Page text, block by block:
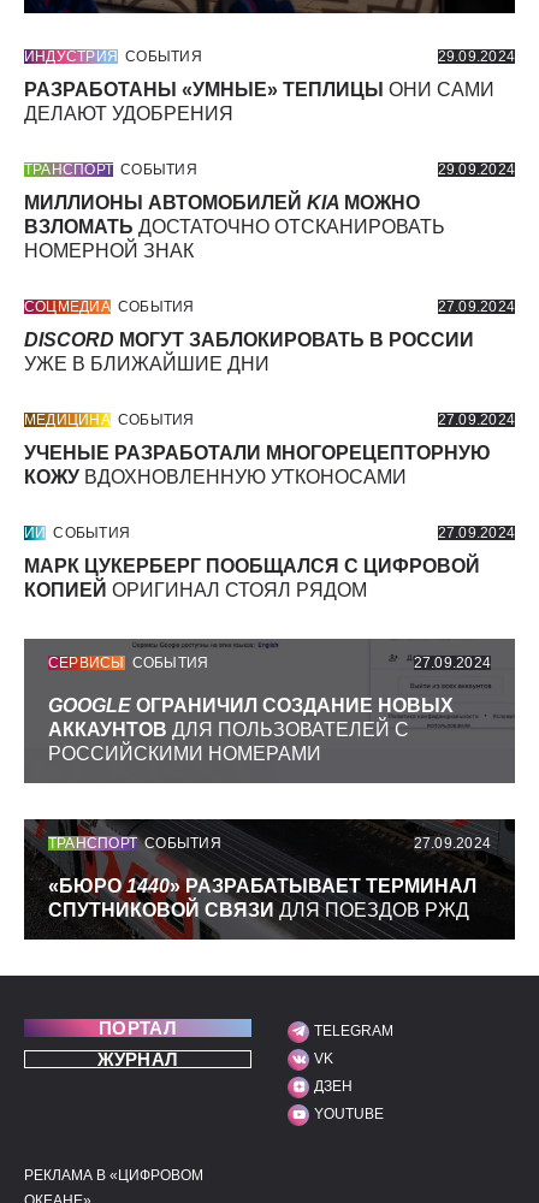
ИНДУСТРИЯ СОБЫТИЯ 29.09.2024
РАЗРАБОТАНЫ «УМНЫЕ» ТЕПЛИЦЫ ОНИ САМИ
ДЕЛАЮТ УДОБРЕНИЯ
ТРАНСПОРТ СОБЫТИЯ 29.09.2024
МИЛЛИОНЫ АВТОМОБИЛЕЙ KIA МОЖНО
ВЗЛОМАТЬ ДОСТАТОЧНО ОТСКАНИРОВАТЬ
НОМЕРНОЙ ЗНАК
СОЦМЕДИА СОБЫТИЯ 27.09.2024
DISCORD МОГУТ ЗАБЛОКИРОВАТЬ В РОССИИ
УЖЕ В БЛИЖАЙШИЕ ДНИ
МЕДИЦИНА СОБЫТИЯ 27.09.2024
УЧЕНЫЕ РАЗРАБОТАЛИ МНОГОРЕЦЕПТОРНУЮ
КОЖУ ВДОХНОВЛЕННУЮ УТКОНОСАМИ
ИИ СОБЫТИЯ 27.09.2024
МАРК ЦУКЕРБЕРГ ПООБЩАЛСЯ С ЦИФРОВОЙ
КОПИЕЙ ОРИГИНАЛ СТОЯЛ РЯДОМ
СЕРВИСЫ СОБЫТИЯ 27.09.2024
GOOGLE ОГРАНИЧИЛ СОЗДАНИЕ НОВЫХ
АККАУНТОВ ДЛЯ ПОЛЬЗОВАТЕЛЕЙ С
РОССИЙСКИМИ НОМЕРАМИ
ТРАНСПОРТ СОБЫТИЯ 27.09.2024
«БЮРО1440» РАЗРАБАТЫВАЕТ ТЕРМИНАЛ
СПУТНИКОВОЙ СВЯЗИ ДЛЯ ПОЕЗДОВ РЖД
ПОРТАЛ
ЖУРНАЛ
МЫ В СОЦИАЛЬНЫХ
TELEGRAM
VK
ДЗЕН
YOUTUBE
ПОЛЕЗНЫЕ ССЫЛКИ
РЕКЛАМА В «ЦИФРОВОМ